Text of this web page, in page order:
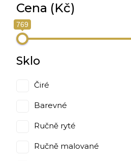
Cena (Kč)
769
Sklo
Čiré
Barevné
Ručně ryté
Ručně malované